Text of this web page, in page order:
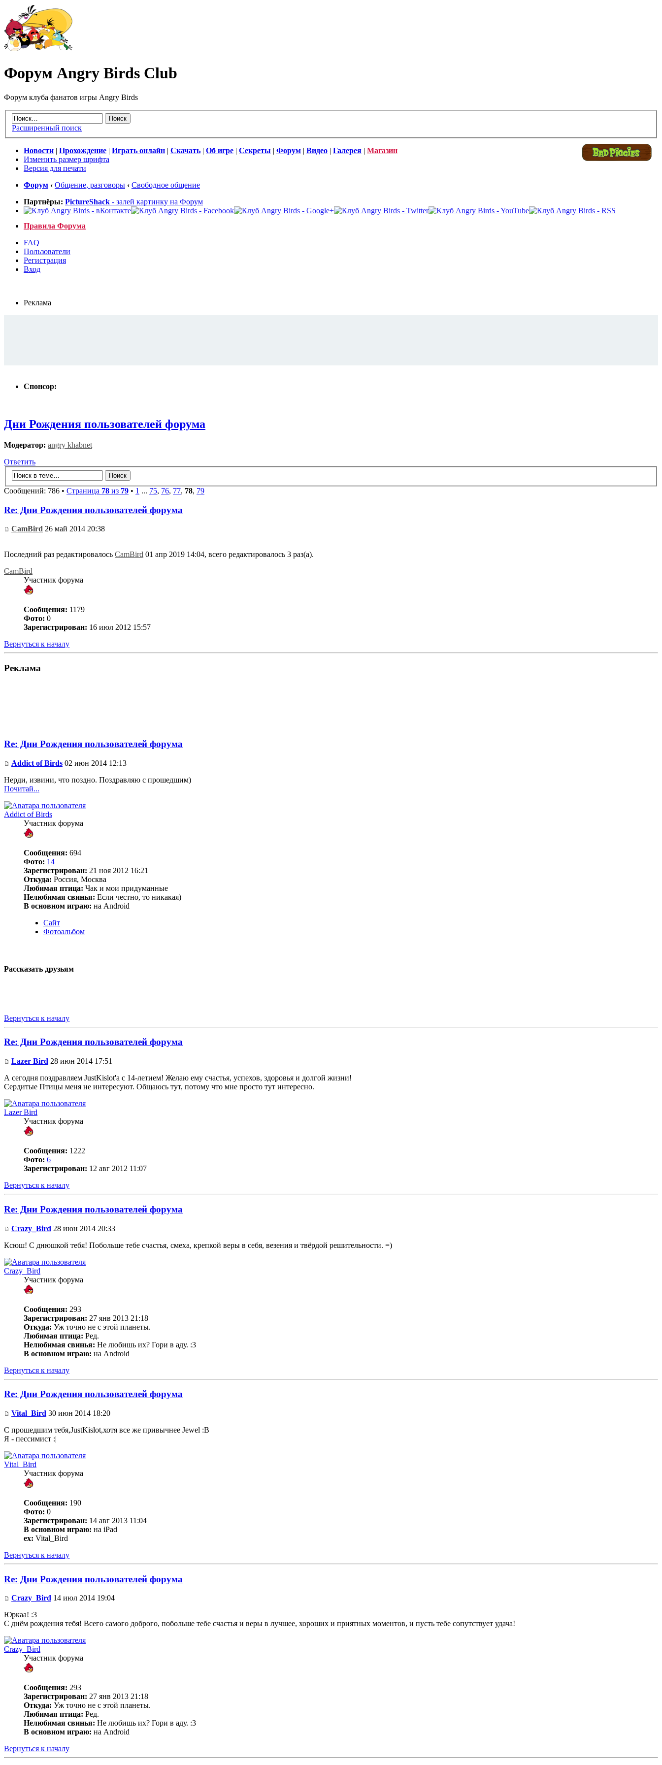
Форум Angry Birds Club
Форум клуба фанатов игры Angry Birds
Расширенный поиск
Новости Прохождение Играть онлайн Скачать Об игре Секреты Форум Видео Галерея
Магазин
Изменить размер шрифта
Версия для печати
Форум ‹ Общение, разговоры ‹ Свободное общение
Партнёры: PictureShack - залей картинку на Форум
Правила Форума
FAQ
Пользователи
Регистрация
Вход
Реклама
Спонсор:
Дни Рождения пользователей форума
Модератор: angry khabnet
Ответить
Сообщений: 786 • Страница 78 из 79 • 1 ... 75, 76, 77, 78, 79
Re: Дни Рождения пользователей форума
CamBird 26 май 2014 20:38
Последний раз редактировалось CamBird 01 апр 2019 14:04, всего редактировалось 3 раз(а).
CamBird
Участник форума
Сообщения: 1179
Фото: 0
Зарегистрирован: 16 июл 2012 15:57
Вернуться к началу
Реклама
Re: Дни Рождения пользователей форума
Addict of Birds 02 июн 2014 12:13
Нерди, извини, что поздно. Поздравляю с прошедшим)
Почитай...
Addict of Birds
Участник форума
Сообщения: 694
Фото: 14
Зарегистрирован: 21 ноя 2012 16:21
Откуда: Россия, Москва
Любимая птица: Чак и мои придуманные
Нелюбимая свинья: Если честно, то никакая)
В основном играю: на Android
Сайт
Фотоальбом
Рассказать друзьям
Вернуться к началу
Re: Дни Рождения пользователей форума
Lazer Bird 28 июн 2014 17:51
А сегодня поздравляем JustKislot'а с 14-летием! Желаю ему счастья, успехов, здоровья и долгой жизни!
Сердитые Птицы меня не интересуют. Общаюсь тут, потому что мне просто тут интересно.
Lazer Bird
Участник форума
Сообщения: 1222
Фото: 6
Зарегистрирован: 12 авг 2012 11:07
Вернуться к началу
Re: Дни Рождения пользователей форума
Crazy_Bird 28 июн 2014 20:33
Ксюш! С днюшкой тебя! Побольше тебе счастья, смеха, крепкой веры в себя, везения и твёрдой решительности. =)
Crazy_Bird
Участник форума
Сообщения: 293
Зарегистрирован: 27 янв 2013 21:18
Откуда: Уж точно не с этой планеты.
Любимая птица: Ред.
Нелюбимая свинья: Не любишь их? Гори в аду. :3
В основном играю: на Android
Вернуться к началу
Re: Дни Рождения пользователей форума
Vital_Bird 30 июн 2014 18:20
С прошедшим тебя,JustKislot,хотя все же привычнее Jewel :В
Я - пессимист :|
Vital_Bird
Участник форума
Сообщения: 190
Фото: 0
Зарегистрирован: 14 авг 2013 11:04
В основном играю: на iPad
ex: Vital_Bird
Вернуться к началу
Re: Дни Рождения пользователей форума
Crazy_Bird 14 июл 2014 19:04
Юркаа! :3
С днём рождения тебя! Всего самого доброго, побольше тебе счастья и веры в лучшее, хороших и приятных моментов, и пусть тебе сопутствует удача!
Crazy_Bird
Участник форума
Сообщения: 293
Зарегистрирован: 27 янв 2013 21:18
Откуда: Уж точно не с этой планеты.
Любимая птица: Ред.
Нелюбимая свинья: Не любишь их? Гори в аду. :3
В основном играю: на Android
Вернуться к началу